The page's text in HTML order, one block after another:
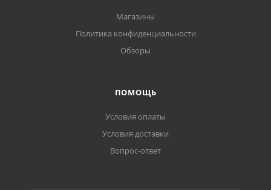
Магазины
Политика конфиденциальности
Обзоры
ПОМОЩЬ
Условия оплаты
Условия доставки
Вопрос-ответ